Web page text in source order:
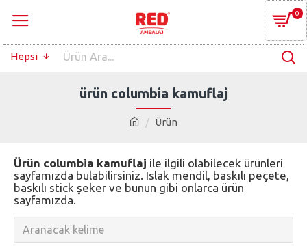
0
Hepsi
Ürün
ürün columbia kamuflaj
Ürün columbia kamuflaj ile ilgili olabilecek ürünleri
sayfamızda bulabilirsiniz. Islak mendil, baskılı peçete,
baskılı stick şeker ve bunun gibi onlarca ürün
sayfamızda.